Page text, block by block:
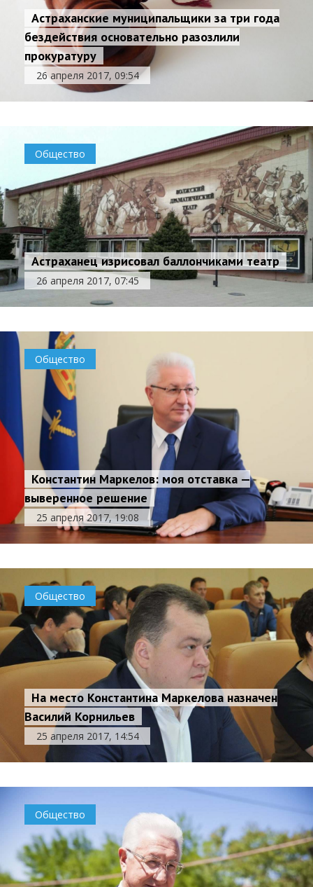
Астраханские муниципальщики за три года
бездействия основательно разозлили
прокуратуру
26 апреля 2017, 09:54
Общество
Астраханец изрисовал баллончиками театр
26 апреля 2017, 07:45
Общество
Константин Маркелов: моя отставка —
выверенное решение
25 апреля 2017, 19:08
Общество
На место Константина Маркелова назначен
Василий Корнильев
25 апреля 2017, 14:54
Общество